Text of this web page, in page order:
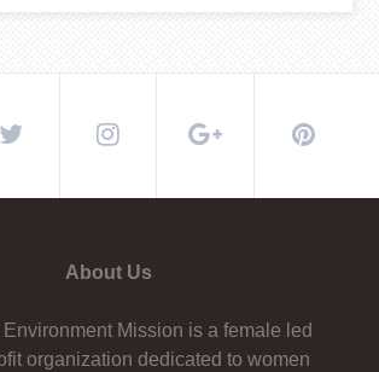
About Us
Mission is a female led
organization dedicated to women